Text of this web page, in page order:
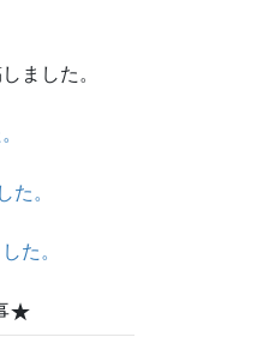
ました。
た。
た。
★